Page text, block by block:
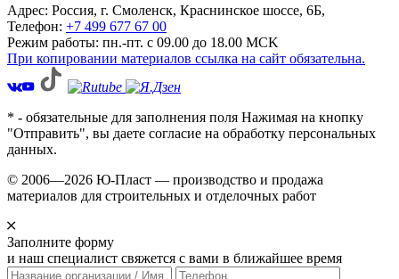
Адрес: Россия, г. Смоленск, Краснинское шоссе, 6Б,
Телефон: +7 499 677 67 00
Режим работы: пн.-пт. с 09.00 до 18.00 MCK
При копировании материалов ссылка на сайт обязательна.
* - обязательные для заполнения поля Нажимая на кнопку
"Отправить", вы даете согласие на обработку персональных
данных.
© 2006—2026 Ю-Пласт — производство и продажа
материалов для строительных и отделочных работ
Заполните форму
и наш специалист свяжется с вами в ближайшее время